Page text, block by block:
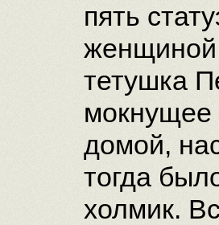
пять
женщиной
тетушка
мокнущее
домой,
тогда
холмик.